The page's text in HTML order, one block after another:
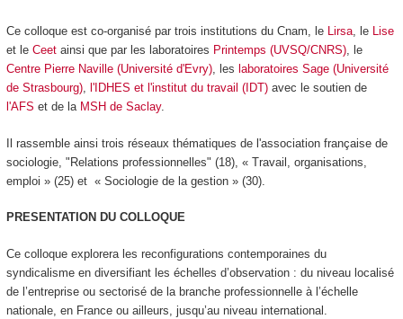
Ce colloque est co-organisé par trois institutions du Cnam, le Lirsa, leLise
et le Ceetainsi que par les laboratoires Printemps (UVSQ/CNRS), le
Centre Pierre Naville (Université d'Evry), les laboratoires Sage (Université
de Strasbourg), l'IDHES et l'institut du travail (IDT) avec le soutien de
l'AFS et de la MSH de Saclay.
Il rassemble ainsi trois réseaux thématiques de l'association française de
sociologie, "Relations professionnelles" (18), « Travail, organisations,
emploi » (25) et « Sociologie de la gestion » (30).
PRESENTATION DU COLLOQUE
Ce colloque explorera les reconfigurations contemporaines du
syndicalisme en diversifiant les échelles d’observation : du niveau localisé
de l’entreprise ou sectorisé de la branche professionnelle à l’échelle
nationale, en France ou ailleurs, jusqu’au niveau international.